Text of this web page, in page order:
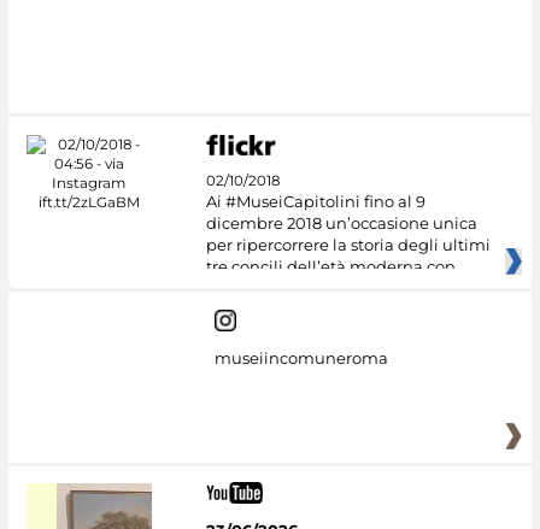
02/10/2018
Ai #MuseiCapitolini fino al 9
dicembre 2018 un’occasione unica
per ripercorrere la storia degli ultimi
tre concili dell’età moderna con
museiincomuneroma